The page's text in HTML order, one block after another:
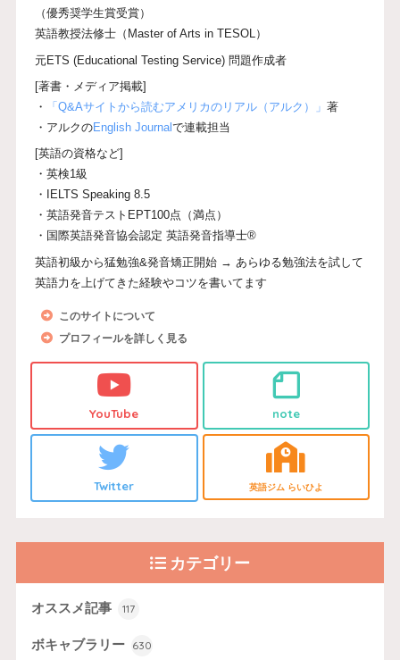
（優秀奨学生賞受賞）
英語教授法修士（Master of Arts in TESOL）
元ETS (Educational Testing Service) 問題作成者
[著書・メディア掲載]
・
「Q&Aサイトから読むアメリカのリアル（アルク）」著
・アルクのEnglish Journalで連載担当
[英語の資格など]
・英検1級
・IELTS Speaking 8.5
・英語発音テストEPT100点（満点）
・国際英語発音協会認定 英語発音指導士®
英語初級から猛勉強&発音矯正開始 → あらゆる勉強法を試して
英語力を上げてきた経験やコツを書いてます
このサイトについて
プロフィールを詳しく見る
YouTube note
Twitter 英語ジム らいひよ
カテゴリー
オススメ記事 117
ボキャブラリー 630